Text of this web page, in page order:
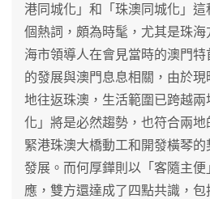
港同城化」和「珠澳同城化」
個熱詞，頗為時髦，尤其是珠
海市領導人在會見當時的澳門
的發展與澳門息息相關，由於
地往返珠澳，生活範圍已跨越
化」將是必然趨勢，也符合兩
緊港珠澳大橋動工和開發橫琴
發展。而何厚鏵則以「客隨主
應，雙方還達成了四點共識，包